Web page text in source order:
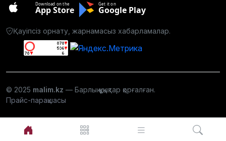
Download on the
App Store
Get it on
Google Play
Қауіпсіз орнату, жарнамасыз хабарламалар.
© 2025 malim.kz — Барлық құқықтар қорғалған.
Прайс-парақшасы